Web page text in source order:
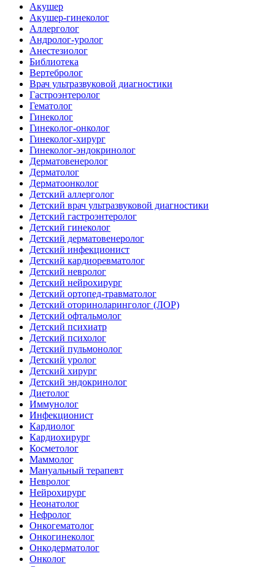
Акушер
Акушер-гинеколог
Аллерголог
Андролог-уролог
Анестезиолог
Библиотека
Вертебролог
Врач ультразвуковой диагностики
Гастроэнтеролог
Гематолог
Гинеколог
Гинеколог-онколог
Гинеколог-хирург
Гинеколог-эндокринолог
Дерматовенеролог
Дерматолог
Дерматоонколог
Детский аллерголог
Детский врач ультразвуковой диагностики
Детский гастроэнтеролог
Детский гинеколог
Детский дерматовенеролог
Детский инфекционист
Детский кардиоревматолог
Детский невролог
Детский нейрохирург
Детский ортопед-травматолог
Детский оториноларинголог (ЛОР)
Детский офтальмолог
Детский психиатр
Детский психолог
Детский пульмонолог
Детский уролог
Детский хирург
Детский эндокринолог
Диетолог
Иммунолог
Инфекционист
Кардиолог
Кардиохирург
Косметолог
Маммолог
Мануальный терапевт
Невролог
Нейрохирург
Неонатолог
Нефролог
Онкогематолог
Онкогинеколог
Онкодерматолог
Онколог